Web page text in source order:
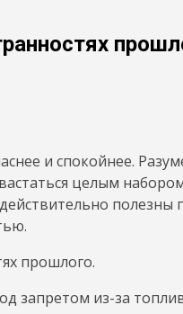
и спокойнее.
целым
полезны
прошлого.
запретом из-за